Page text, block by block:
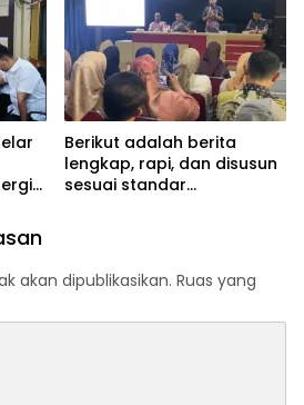
Berikut adalah berita
lengkap, rapi, dan disusun
sesuai standar
PBB-P2 Tahun 2026
akan dipublikasikan. Ruas yang